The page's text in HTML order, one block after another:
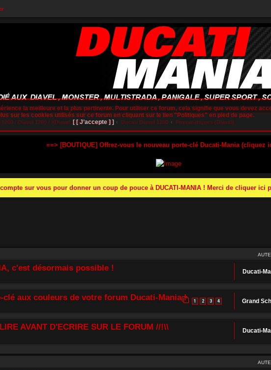
/ Diavel 1260 / XDiavel 1260 / Diavel V4) Ducati Diavel 1200 Pneumatiques (Diavel)
==> [BOUTIQUE] Offrez-vous le nouveau porte-clé Ducati-Mania (cliquez
sur vous pour donner un coup de pouce à DUCATI-MANIA ! Merci de cliquer
c'est désormais possible ! Ducati-
aux couleurs de votre forum Ducati-Mania ! 1 2 3 4 Grand
AVANT D'ECRIRE SUR LE FORUM //!\\
Ducati-
la meilleure et la plus pertinente. Pour utiliser ce forum, cela signifie que vous devez
sur les cookies utilisés sur ce forum en cliquant sur le lien "Politiques" en pied de page.
[ [ J’accepte ] ]